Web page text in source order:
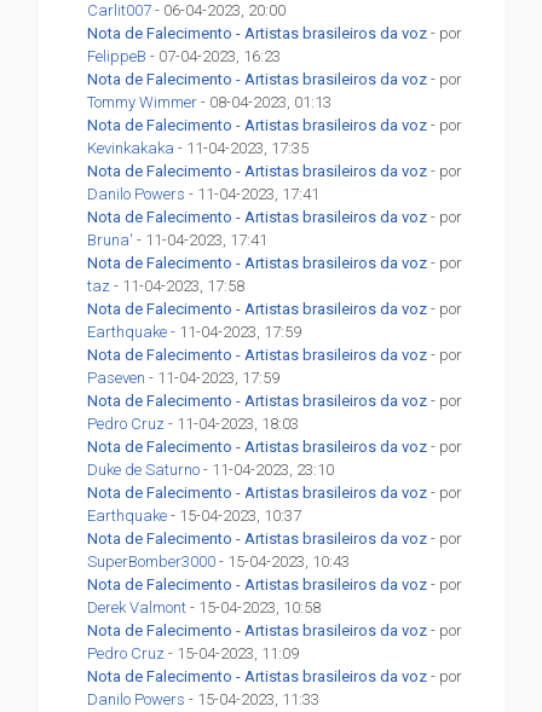
Carlit007 - 06-04-2023, 20:00
Nota de Falecimento - Artistas brasileiros da voz - por
FelippeB - 07-04-2023, 16:23
Nota de Falecimento - Artistas brasileiros da voz - por
Tommy Wimmer - 08-04-2023, 01:13
Nota de Falecimento - Artistas brasileiros da voz - por
Kevinkakaka - 11-04-2023, 17:35
Nota de Falecimento - Artistas brasileiros da voz - por
Danilo Powers - 11-04-2023, 17:41
Nota de Falecimento - Artistas brasileiros da voz - por
Bruna' - 11-04-2023, 17:41
Nota de Falecimento - Artistas brasileiros da voz - por
taz - 11-04-2023, 17:58
Nota de Falecimento - Artistas brasileiros da voz - por
Earthquake - 11-04-2023, 17:59
Nota de Falecimento - Artistas brasileiros da voz - por
Paseven - 11-04-2023, 17:59
Nota de Falecimento - Artistas brasileiros da voz - por
Pedro Cruz - 11-04-2023, 18:03
Nota de Falecimento - Artistas brasileiros da voz - por
Duke de Saturno - 11-04-2023, 23:10
Nota de Falecimento - Artistas brasileiros da voz - por
Earthquake - 15-04-2023, 10:37
Nota de Falecimento - Artistas brasileiros da voz - por
SuperBomber3000 - 15-04-2023, 10:43
Nota de Falecimento - Artistas brasileiros da voz - por
Derek Valmont - 15-04-2023, 10:58
Nota de Falecimento - Artistas brasileiros da voz - por
Pedro Cruz - 15-04-2023, 11:09
Nota de Falecimento - Artistas brasileiros da voz - por
Danilo Powers - 15-04-2023, 11:33